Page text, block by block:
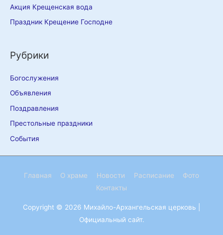
Акция Крещенская вода
Праздник Крещение Господне
Рубрики
Богослужения
Объявления
Поздравления
Престольные праздники
События
Главная О храме Новости Расписание
Фото
Контакты
Copyright © 2026 Михайло-Архангельская церковь
Официальный сайт.